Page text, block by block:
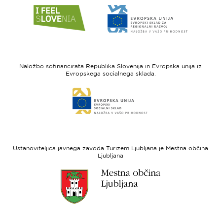
do
spletne
Slovenia
do
spletne
-
regionalni
Naložbo sofinancirata Republika Slovenija in Evropska unija iz
Evropskega socialnega sklada.
do
spletne
sklad
Ustanoviteljica javnega zavoda Turizem Ljubljana je Mestna občina
Ljubljana